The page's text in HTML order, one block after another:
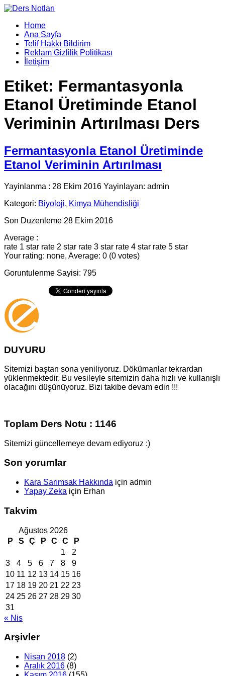
Home
Ana Sayfa
Telif Hakkı Bildirim
Reklam Gizlilik Politikası
İletişim
Etiket: Fermantasyonla
Etanol Üretiminde Etanol
Veriminin Artırılması Ders
Fermantasyonla Etanol Üretiminde
Etanol Veriminin Artırılması
Yayinlanma : 28 Ekim 2016 Yayinlayan: admin
Kategori: Biyoloji, Kimya Mühendisliği
Son Duzenleme 28 Ekim 2016
Average :
rate 1 star rate 2 star rate 3 star rate 4 star rate 5 star
Your rating: none, Average: 0 (0 votes)
Goruntulenme Sayisi: 795
DUYURU
Sitemizi baştan sona yeniliyoruz. Dökümanlar tekrardan
yüklenmektedir. Bu vesileyle sitemizin daha hızlı ve kullanışlı
olacağını düşünüyoruz. Bizi takibe devam edin !!!
Toplam Ders Notu : 1146
Sitemizi güncellemeye devam ediyoruz :)
Son yorumlar
Kara Sarımsak Hakkında için admin
Yapay Zeka için Erhan
Takvim
Ağustos 2026
P
S Ç P C C
P
1
2
3
4 5 6 7 8
9
10 11 12 13 14 15 16
17 18 19 20 21 22 23
24 25 26 27 28 29 30
31
« Nis
Arşivler
Nisan 2018 (2)
Aralık 2016 (8)